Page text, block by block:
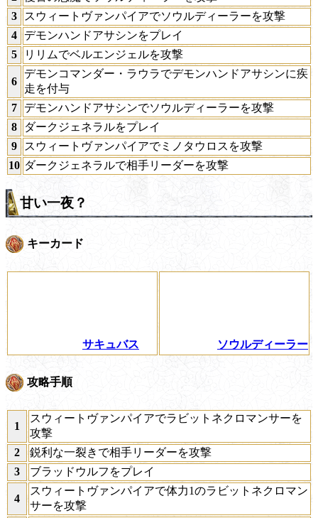
3
スウィートヴァンパイアでソウルディーラーを攻撃
4
デモンハンドアサシンをプレイ
5
リリムでベルエンジェルを攻撃
6
デモンコマンダー・ラウラでデモンハンドアサシンに疾
走を付与
7
デモンハンドアサシンでソウルディーラーを攻撃
8
ダークジェネラルをプレイ
9
スウィートヴァンパイアでミノタウロスを攻撃
10 ダークジェネラルで相手リーダーを攻撃
甘い一夜？
キーカード
サキュバス ソウルディーラー
攻略手順
1
スウィートヴァンパイアでラビットネクロマンサーを
攻撃
2
鋭利な一裂きで相手リーダーを攻撃
3
ブラッドウルフをプレイ
4
スウィートヴァンパイアで体力1のラビットネクロマン
サーを攻撃